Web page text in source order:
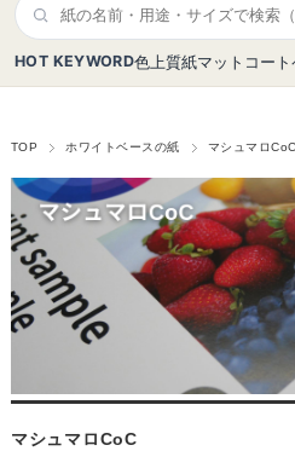
HOT KEYWORD色上質紙マットコート
TOP ホワイトベースの紙 マシュマロCoC
マシュマロCoC